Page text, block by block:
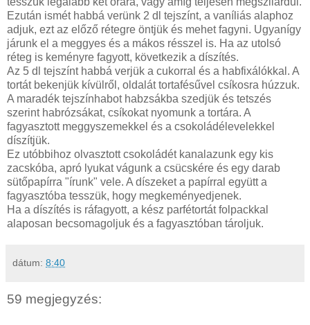
Ezután ismét habbá verünk 2 dl tejszínt, a vaníliás alaphoz
adjuk, ezt az előző rétegre öntjük és mehet fagyni. Ugyanígy
járunk el a meggyes és a mákos résszel is. Ha az utolsó
réteg is keményre fagyott, következik a díszítés.
Az 5 dl tejszínt habbá verjük a cukorral és a habfixálókkal. A
tortát bekenjük kívülről, oldalát tortafésűvel csíkosra húzzuk.
A maradék tejszínhabot habzsákba szedjük és tetszés
szerint habrózsákat, csíkokat nyomunk a tortára. A
fagyasztott meggyszemekkel és a csokoládélevelekkel
díszítjük.
Ez utóbbihoz olvasztott csokoládét kanalazunk egy kis
zacskóba, apró lyukat vágunk a csücskére és egy darab
sütőpapírra "írunk" vele. A díszeket a papírral együtt a
fagyasztóba tesszük, hogy megkeményedjenek.
Ha a díszítés is ráfagyott, a kész parfétortát folpackkal
alaposan becsomagoljuk és a fagyasztóban tároljuk.
dátum: 8:40
59 megjegyzés: